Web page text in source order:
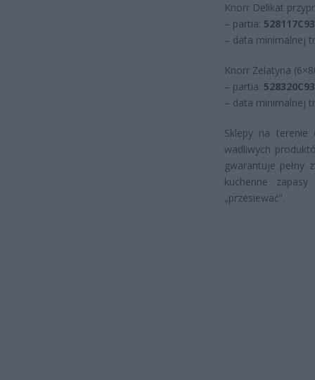
Knorr Delikat
– partia: 528117C93
– data minimalnej
Knorr Żelatyna
– partia: 528320C93
– data minimalnej
Sklepy na terenie
wadliwych
gwarantuje pełny
kuchenne
„przesiewać”.